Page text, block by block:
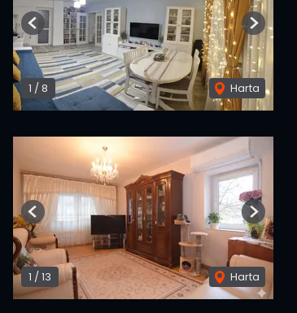
1 /8 Harta
Previous Next
1 /13 Harta
Previous Next